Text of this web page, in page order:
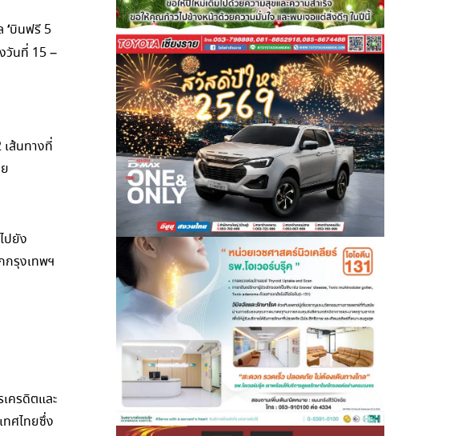
‘บินฟรี 5
วันที่ 15 –
เส้นทางที่
ปยัง
กรุงเทพฯ
ครดิตและ
ทศไทยซึ่ง